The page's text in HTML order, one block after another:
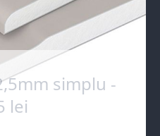
simplu -
lei